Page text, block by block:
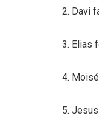
2. Davi
3. Elias
4.
5.